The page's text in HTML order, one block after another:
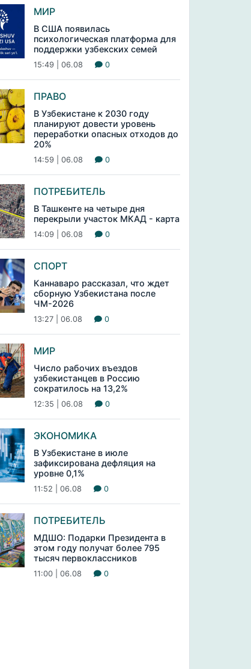
МИР
В США появилась
психологическая платформа для
поддержки узбекских семей
15:49 | 06.08 0
ПРАВО
В Узбекистане к 2030 году
планируют довести уровень
переработки опасных отходов до
20%
14:59 | 06.08 0
ПОТРЕБИТЕЛЬ
В Ташкенте на четыре дня
перекрыли участок МКАД - карта
14:09 | 06.08 0
СПОРТ
Каннаваро рассказал, что ждет
сборную Узбекистана после
ЧМ-2026
13:27 | 06.08 0
МИР
Число рабочих въездов
узбекистанцев в Россию
сократилось на 13,2%
12:35 | 06.08 0
ЭКОНОМИКА
В Узбекистане в июле
зафиксирована дефляция на
уровне 0,1%
11:52 | 06.08 0
ПОТРЕБИТЕЛЬ
МДШО: Подарки Президента в
этом году получат более 795
тысяч первоклассников
11:00 | 06.08 0